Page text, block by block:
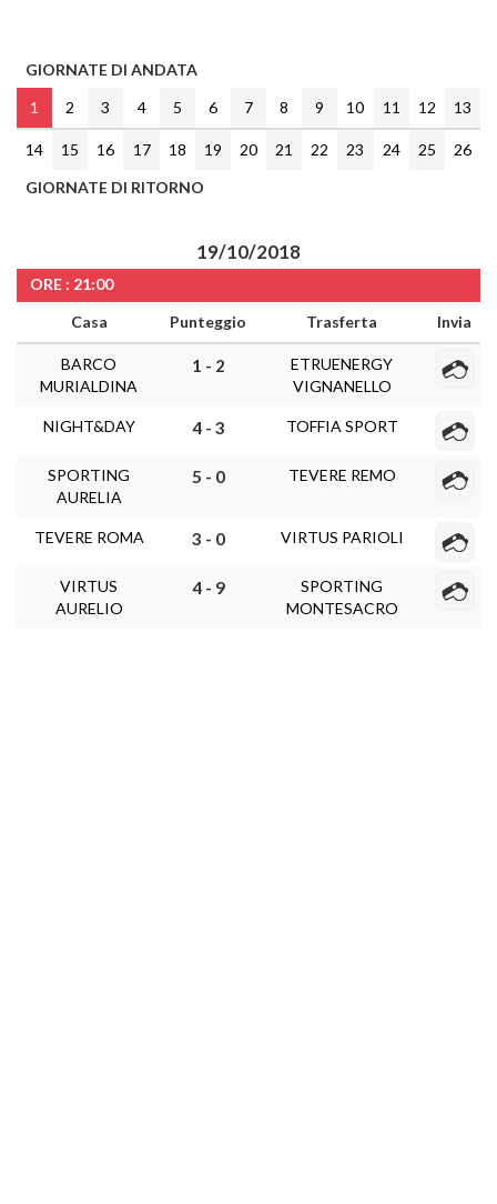
GIORNATE DI ANDATA
1
2 3 4 5 6 7 8 9 10 11 12 13
14 15 16 17 18 19 20 21 22 23 24 25
26
GIORNATE DI RITORNO
19/10/2018
ORE : 21:00
Casa
Punteggio Trasferta Invia
BARCO
MURIALDINA
1 - 2
ETRUENERGY
VIGNANELLO
NIGHT&DAY 4 - 3 TOFFIA SPORT
SPORTING
AURELIA
5 - 0 TEVERE REMO
TEVERE ROMA 3 - 0 VIRTUS PARIOLI
VIRTUS
AURELIO
4 - 9
SPORTING
MONTESACRO